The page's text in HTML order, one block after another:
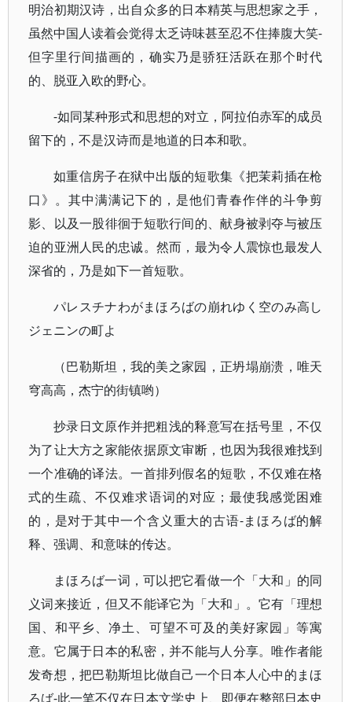
明治初期汉诗，出自众多的日本精英与思想家之手，
虽然中国人读着会觉得太乏诗味甚至忍不住捧腹大笑-
但字里行间描画的，确实乃是骄狂活跃在那个时代
的、脱亚入欧的野心。
-如同某种形式和思想的对立，阿拉伯赤军的成员
留下的，不是汉诗而是地道的日本和歌。
如重信房子在狱中出版的短歌集《把茉莉插在枪
口》。其中满满记下的，是他们青春作伴的斗争剪
影、以及一股徘徊于短歌行间的、献身被剥夺与被压
迫的亚洲人民的忠诚。然而，最为令人震惊也最发人
深省的，乃是如下一首短歌。
パレスチナわがまほろばの崩れゆく空のみ高し
ジェニンの町よ
（巴勒斯坦，我的美之家园，正坍塌崩溃，唯天
穹高高，杰宁的街镇哟）
抄录日文原作并把粗浅的释意写在括号里，不仅
为了让大方之家能依据原文审断，也因为我很难找到
一个准确的译法。一首排列假名的短歌，不仅难在格
式的生疏、不仅难求语词的对应；最使我感觉困难
的，是对于其中一个含义重大的古语-まほろば的解
释、强调、和意味的传达。
まほろば一词，可以把它看做一个「大和」的同
义词来接近，但又不能译它为「大和」。它有「理想
国、和平乡、净土、可望不可及的美好家园」等寓
意。它属于日本的私密，并不能与人分享。唯作者能
发奇想，把巴勒斯坦比做自己一个日本人心中的まほ
ろば-此一笔不仅在日本文学史上、即便在整部日本史